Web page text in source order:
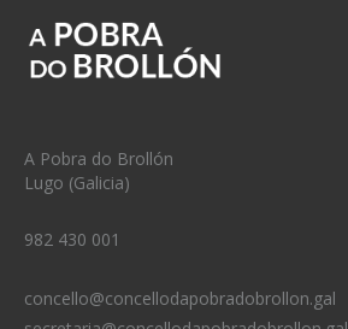
A Pobra do Brollón
Lugo (Galicia)
982 430 001
concello@concellodapobradobrollon.gal